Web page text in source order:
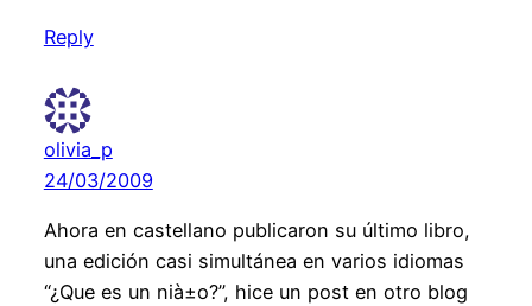
Reply
olivia_p
24/03/2009
Ahora en castellano publicaron su último libro,
una edición casi simultánea en varios idiomas
“¿Que es un nià±o?”, hice un post en otro blog